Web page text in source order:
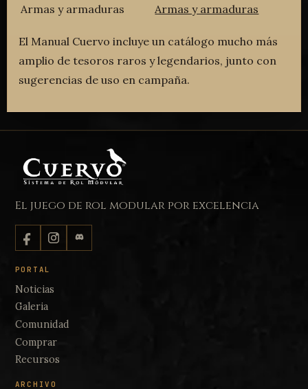
Armas y armaduras
Armas y armaduras
El Manual Cuervo incluye un catálogo mucho más
amplio de tesoros raros y legendarios, junto con
sugerencias de uso en campaña.
El juego de rol modular por excelencia
PORTAL
Noticias
Galeria
Comunidad
Comprar
Recursos
ARCHIVO